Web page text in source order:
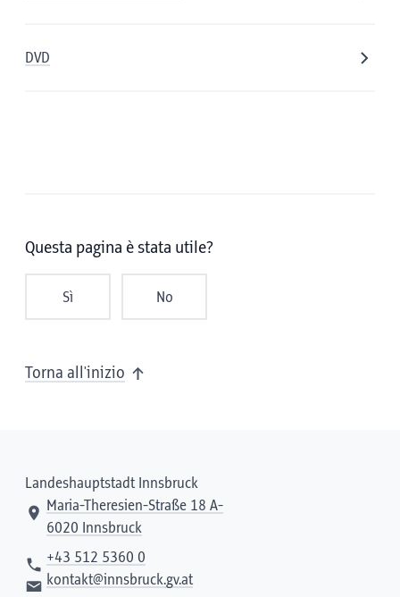
DVD
Questa pagina è stata utile?
Sì No
Torna all'inizio
Landeshauptstadt Innsbruck
Maria-Theresien-Straße 18 A-
6020 Innsbruck
+43 512 5360 0
kontakt@innsbruck.gv.at